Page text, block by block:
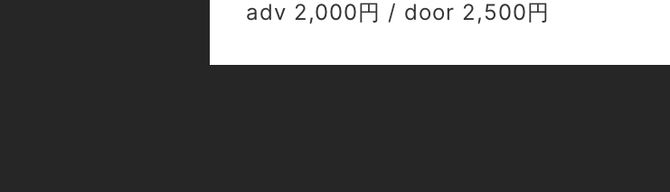
adv 2,000円 / door 2,500円